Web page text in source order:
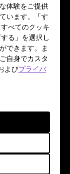
体験をご提供
います。「す
べてのクッキ
る」を選択し
できます。ま
自身でカスタ
よびプライバ